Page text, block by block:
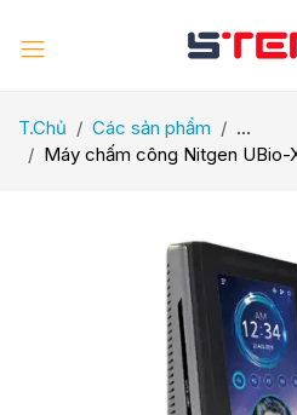
T.Chủ Các sản phẩm
...
Máy chấm công Nitgen UBio-